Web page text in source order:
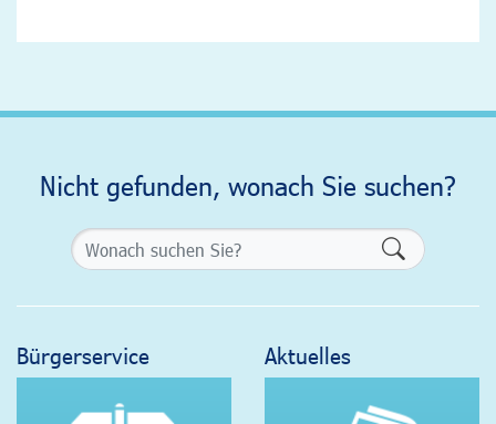
Nicht gefunden, wonach Sie suchen?
Bürgerservice Aktuelles